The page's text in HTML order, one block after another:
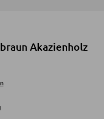
SIDEBOARDS
Akazienholz